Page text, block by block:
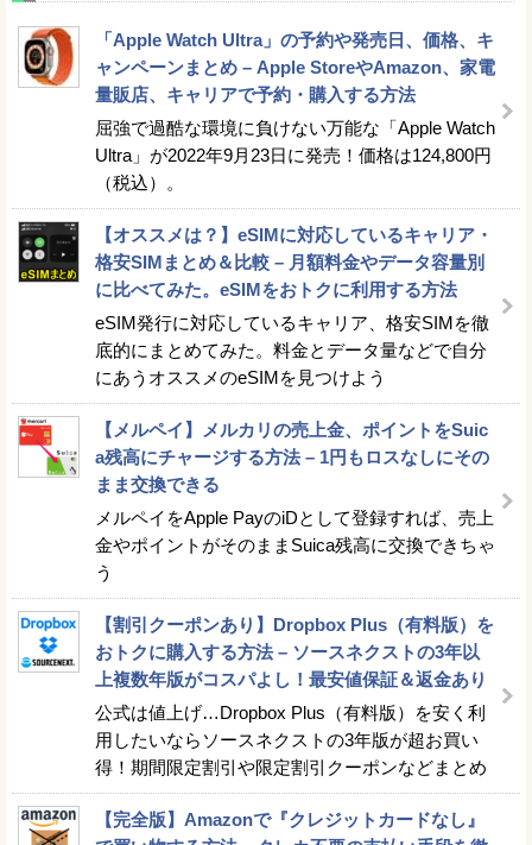
「Apple Watch Ultra」の予約や発売日、価格、キ
ャンペーンまとめ – Apple StoreやAmazon、家電
量販店、キャリアで予約・購入する方法
屈強で過酷な環境に負けない万能な「Apple Watch
Ultra」が2022年9月23日に発売！価格は124,800円
（税込）。
【オススメは？】eSIMに対応しているキャリア・
格安SIMまとめ＆比較 – 月額料金やデータ容量別
に比べてみた。eSIMをおトクに利用する方法
eSIM発行に対応しているキャリア、格安SIMを徹
底的にまとめてみた。料金とデータ量などで自分
にあうオススメのeSIMを見つけよう
【メルペイ】メルカリの売上金、ポイントをSuic
a残高にチャージする方法 – 1円もロスなしにその
まま交換できる
メルペイをApple PayのiDとして登録すれば、売上
金やポイントがそのままSuica残高に交換できちゃ
う
【割引クーポンあり】Dropbox Plus（有料版）を
おトクに購入する方法 – ソースネクストの3年以
上複数年版がコスパよし！最安値保証＆返金あり
公式は値上げ…Dropbox Plus（有料版）を安く利
用したいならソースネクストの3年版が超お買い
得！期間限定割引や限定割引クーポンなどまとめ
【完全版】Amazonで『クレジットカードなし』